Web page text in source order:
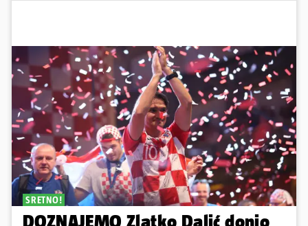
SRETNO!
DOZNAJEMO Zlatko Dalić donio